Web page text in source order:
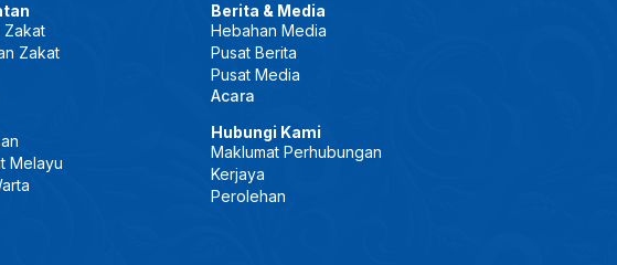
Zakat
Zakat
Melayu
Berita & Media
Hebahan Media
Pusat Berita
Pusat Media
Acara
Hubungi Kami
Maklumat Perhubungan
Kerjaya
Perolehan